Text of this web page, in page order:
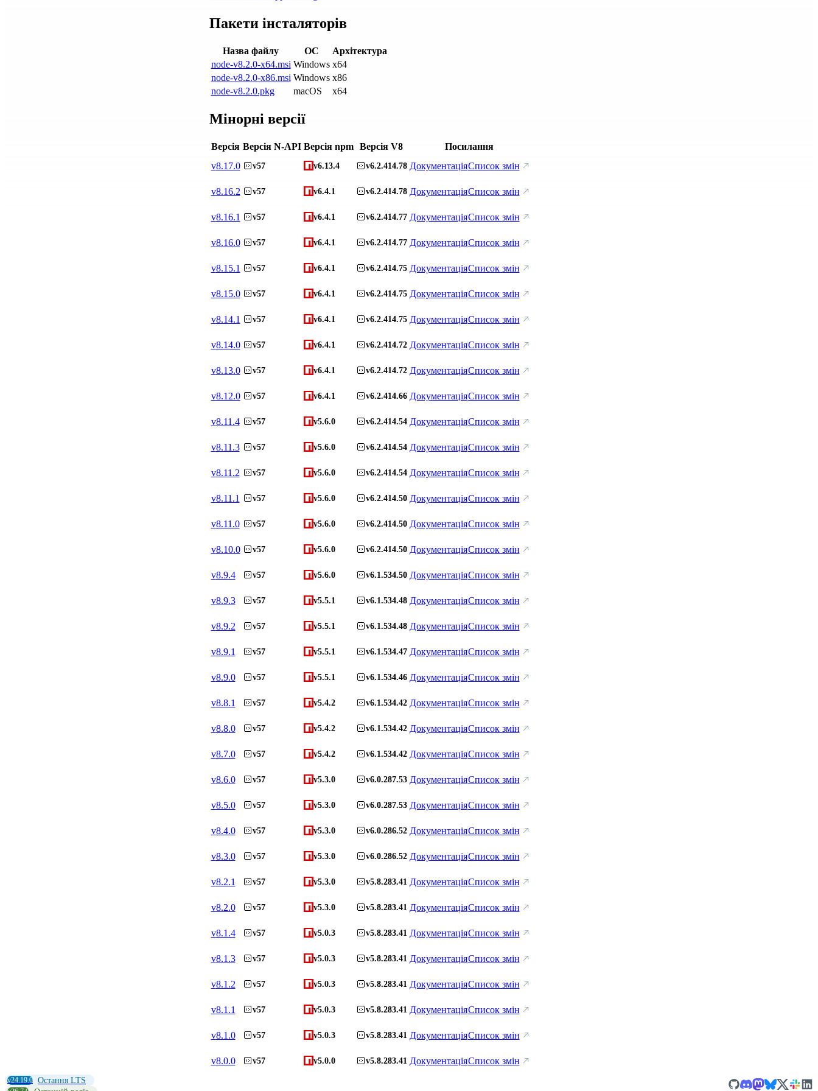
Пакети інсталяторів
Назва файлу ОС
Архітектура
node-v8.2.0-x64.msi Windows x64
node-v8.2.0-x86.msi Windows x86
node-v8.2.0.pkg
macOS x64
Мінорні версії
Версія Версія N-API Версія npm Версія V8
Посилання
v8.17.0 v57 v6.13.4 v6.2.414.78 ДокументаціяСписок змін
v8.16.2 v57 v6.4.1 v6.2.414.78 ДокументаціяСписок змін
v8.16.1 v57 v6.4.1 v6.2.414.77 ДокументаціяСписок змін
v8.16.0 v57 v6.4.1 v6.2.414.77 ДокументаціяСписок змін
v8.15.1 v57 v6.4.1 v6.2.414.75 ДокументаціяСписок змін
v8.15.0 v57 v6.4.1 v6.2.414.75 ДокументаціяСписок змін
v8.14.1 v57 v6.4.1 v6.2.414.75 ДокументаціяСписок змін
v8.14.0 v57 v6.4.1 v6.2.414.72 ДокументаціяСписок змін
v8.13.0 v57 v6.4.1 v6.2.414.72 ДокументаціяСписок змін
v8.12.0 v57 v6.4.1 v6.2.414.66 ДокументаціяСписок змін
v8.11.4 v57 v5.6.0 v6.2.414.54 ДокументаціяСписок змін
v8.11.3 v57 v5.6.0 v6.2.414.54 ДокументаціяСписок змін
v8.11.2 v57 v5.6.0 v6.2.414.54 ДокументаціяСписок змін
v8.11.1 v57 v5.6.0 v6.2.414.50 ДокументаціяСписок змін
v8.11.0 v57 v5.6.0 v6.2.414.50 ДокументаціяСписок змін
v8.10.0 v57 v5.6.0 v6.2.414.50 ДокументаціяСписок змін
v8.9.4 v57 v5.6.0 v6.1.534.50 ДокументаціяСписок змін
v8.9.3 v57 v5.5.1 v6.1.534.48 ДокументаціяСписок змін
v8.9.2 v57 v5.5.1 v6.1.534.48 ДокументаціяСписок змін
v8.9.1 v57 v5.5.1 v6.1.534.47 ДокументаціяСписок змін
v8.9.0 v57 v5.5.1 v6.1.534.46 ДокументаціяСписок змін
v8.8.1 v57 v5.4.2 v6.1.534.42 ДокументаціяСписок змін
v8.8.0 v57 v5.4.2 v6.1.534.42 ДокументаціяСписок змін
v8.7.0 v57 v5.4.2 v6.1.534.42 ДокументаціяСписок змін
v8.6.0 v57 v5.3.0 v6.0.287.53 ДокументаціяСписок змін
v8.5.0 v57 v5.3.0 v6.0.287.53 ДокументаціяСписок змін
v8.4.0 v57 v5.3.0 v6.0.286.52 ДокументаціяСписок змін
v8.3.0 v57 v5.3.0 v6.0.286.52 ДокументаціяСписок змін
v8.2.1 v57 v5.3.0 v5.8.283.41 ДокументаціяСписок змін
v8.2.0 v57 v5.3.0 v5.8.283.41 ДокументаціяСписок змін
v8.1.4 v57 v5.0.3 v5.8.283.41 ДокументаціяСписок змін
v8.1.3 v57 v5.0.3 v5.8.283.41 ДокументаціяСписок змін
v8.1.2 v57 v5.0.3 v5.8.283.41 ДокументаціяСписок змін
v8.1.1 v57 v5.0.3 v5.8.283.41 ДокументаціяСписок змін
v8.1.0 v57 v5.0.3 v5.8.283.41 ДокументаціяСписок змін
v8.0.0 v57 v5.0.0 v5.8.283.41 ДокументаціяСписок змін
v24.19.0 Остання LTS